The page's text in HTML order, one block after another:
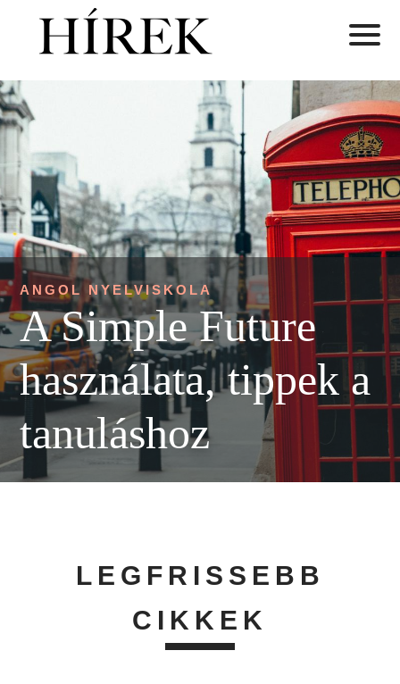
ANGOL NYELVISKOLA
A Simple Future
használata, tippek a
tanuláshoz
LEGFRISSEBB
CIKKEK